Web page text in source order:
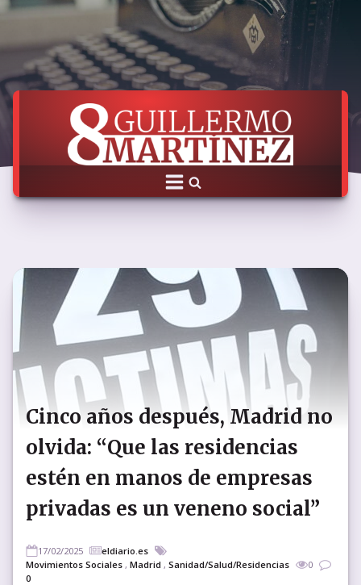
Cinco años después, Madrid no
olvida: “Que las residencias
estén en manos de empresas
privadas es un veneno social”
17/02/2025
eldiario.es
Movimientos Sociales , Madrid , Sanidad/Salud/Residencias
0
0